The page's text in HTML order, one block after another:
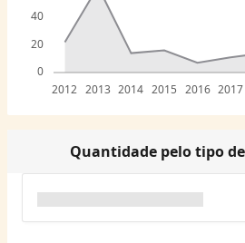
0
20
40
2012 2013 2014 2015 2016 2017
Quantidade pelo tipo